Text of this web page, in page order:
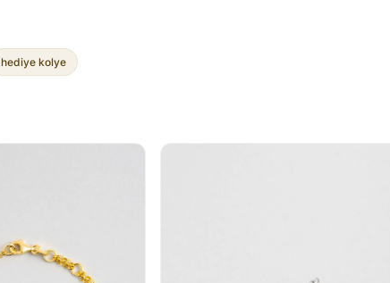
hediye kolye